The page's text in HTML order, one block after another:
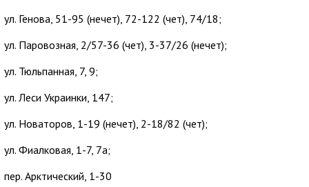
ул. Генова, 51-95 (нечет), 72-122 (чет), 74/18;
ул. Паровозная, 2/57-36 (чет), 3-37/26 (нечет);
ул. Тюльпанная, 7, 9;
ул. Леси Украинки, 147;
ул. Новаторов, 1-19 (нечет), 2-18/82 (чет);
ул. Фиалковая, 1-7, 7а;
пер. Арктический, 1-30